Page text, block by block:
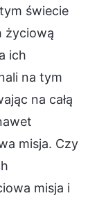
świecie
życiową
ich
na tym
na całą
misja. Czy
misja i